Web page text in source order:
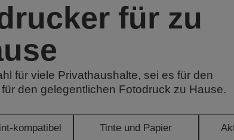
für zu
für viele Privathaushalte, sei es für den
den gelegentlichen Fotodruck zu Hause.
kompatibel Tinte und Papier